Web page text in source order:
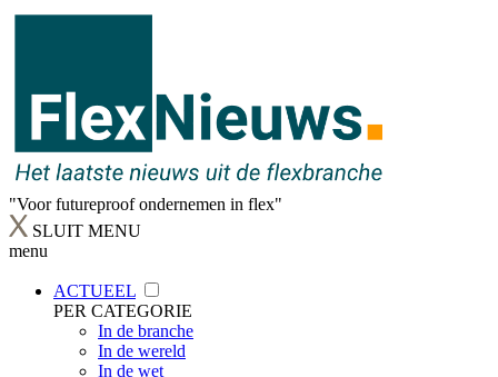
"Voor futureproof ondernemen in flex"
SLUIT MENU
menu
ACTUEEL
PER CATEGORIE
In de branche
In de wereld
In de wet